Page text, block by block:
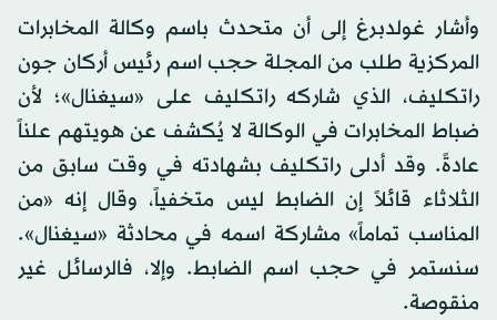
وأشار غولدبرغ إلى أن متحدث باسم وكالة المخابرات
المركزية طلب من المجلة حجب اسم رئيس أركان جون
راتكليف، الذي شاركه راتكليف على «سيغنال»؛ لأن
ضباط المخابرات في الوكالة لا يُكشف عن هويتهم علناً
عادةً. وقد أدلى راتكليف بشهادته في وقت سابق من
الثلاثاء قائلاً إن الضابط ليس متخفياً، وقال إنه «من
المناسب تماماً» مشاركة اسمه في محادثة «سيغنال».
سنستمر في حجب اسم الضابط. وإلا، فالرسائل غير
منقوصة.